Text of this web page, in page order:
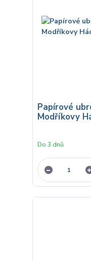
Papírové
Modříkovy
Do 3 dnů